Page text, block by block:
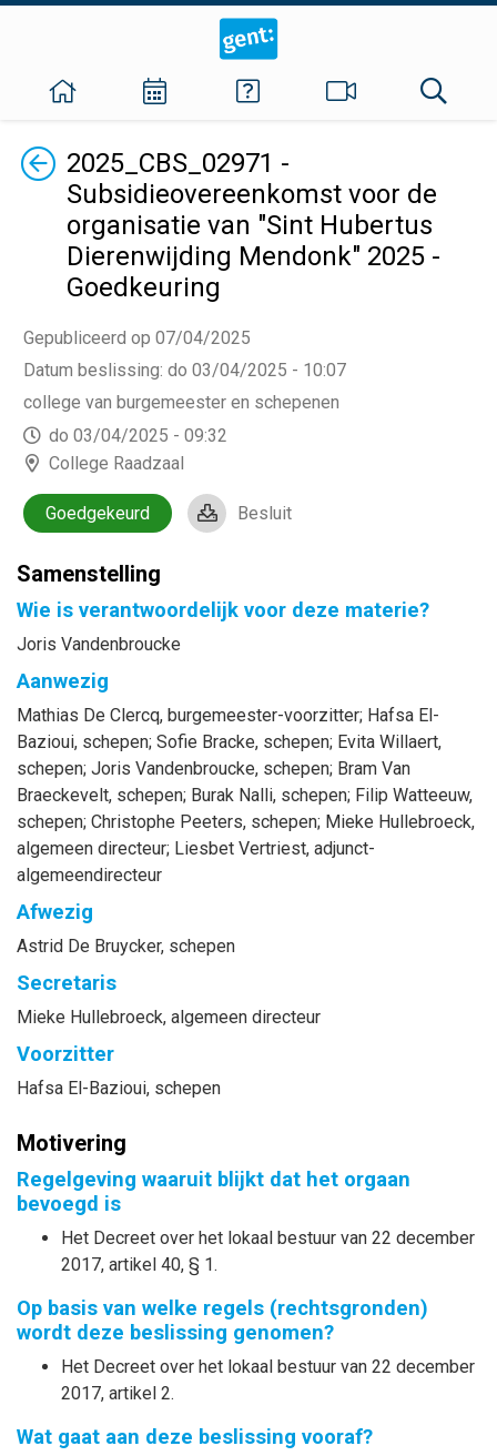
Terug2025_CBS_02971 -
Subsidieovereenkomst voor de
organisatie van "Sint Hubertus
Dierenwijding Mendonk" 2025 -
Goedkeuring
Gepubliceerd op 07/04/2025
Datum beslissing: do 03/04/2025 - 10:07
college van burgemeester en schepenen
do 03/04/2025 - 09:32
College Raadzaal
Goedgekeurd Besluit
Samenstelling
Wie is verantwoordelijk voor deze materie?
Joris Vandenbroucke
Aanwezig
Mathias De Clercq, burgemeester-voorzitter; Hafsa El-
Bazioui, schepen; Sofie Bracke, schepen; Evita Willaert,
schepen; Joris Vandenbroucke, schepen; Bram Van
Braeckevelt, schepen; Burak Nalli, schepen; Filip Watteeuw,
schepen; Christophe Peeters, schepen; Mieke Hullebroeck,
algemeen directeur; Liesbet Vertriest, adjunct-
algemeendirecteur
Afwezig
Astrid De Bruycker, schepen
Secretaris
Mieke Hullebroeck, algemeen directeur
Voorzitter
Hafsa El-Bazioui, schepen
Motivering
Regelgeving waaruit blijkt dat het orgaan
bevoegd is
Het Decreet over het lokaal bestuur van 22 december
2017, artikel 40, § 1.
Op basis van welke regels (rechtsgronden)
wordt deze beslissing genomen?
Het Decreet over het lokaal bestuur van 22 december
2017, artikel 2.
Wat gaat aan deze beslissing vooraf?